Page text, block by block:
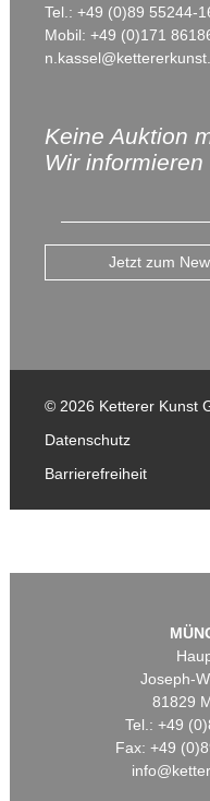
Tel.: +49 (0)89 55244-
Mobil: +49 (0)171
Keine Auktion
Wir
Jetzt zum
© 2026 Ketterer Kunst
Datenschutz
Barrierefreiheit
Joseph-
81829
Tel.: +49
Fax: +49